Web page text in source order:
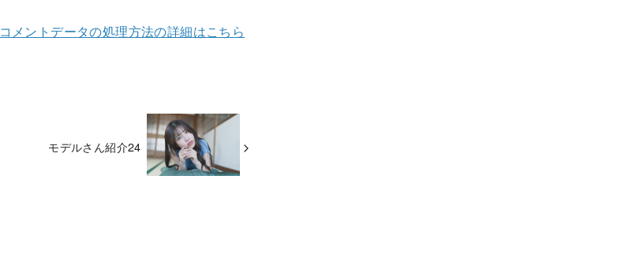
コメントデータの処理方法の詳細はこちら
モデルさん紹介24